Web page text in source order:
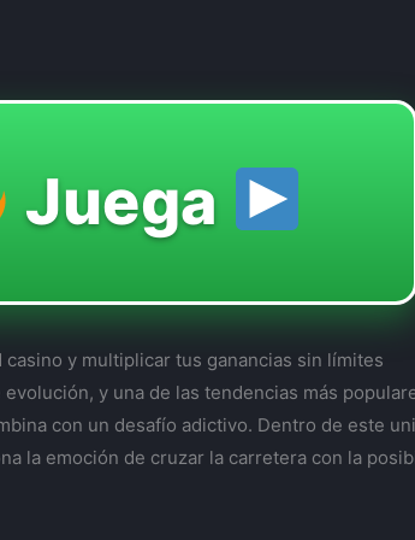
Juega
y multiplicar tus ganancias sin límites
y una de las tendencias más
con un desafío adictivo. Dentro de este
la emoción de cruzar la carretera con la